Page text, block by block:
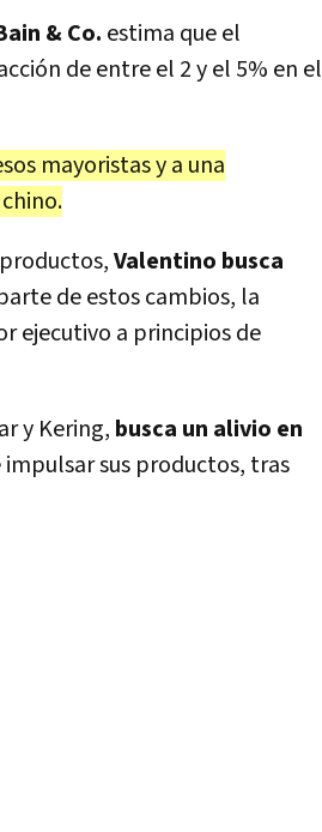
& Co. estima que el
de entre el 2 y el 5% en el
mayoristas y a una
Valentino busca
de estos cambios, la
ejecutivo a principios de
y Kering, busca un alivio en
sus productos, tras